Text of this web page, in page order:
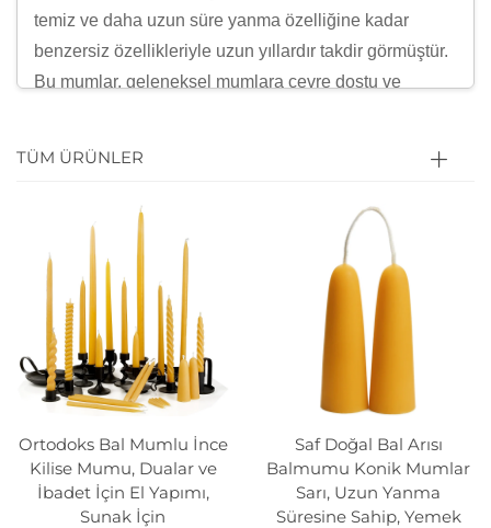
temiz ve daha uzun süre yanma özelliğine kadar
benzersiz özellikleriyle uzun yıllardır takdir görmüştür.
Bu mumlar, geleneksel mumlara çevre dostu ve
düğünler, partiler ve diğer etkinliklere zarif bir dokunuş
katmaya kadar çok çeşitli uygulamalar için idealdir.
Balgumumu, mumlarımızın temel bileşeni olan, arıların
peteklerini inşa etmek için ürettiği doğal bir maddedir.
Bu mumun tamamen doğal, toksik olmayan ve
yenilenebilir olması, mum yapımında ideal bir
malzeme haline getirir. Geleneksel parafin mumlara
kıyasla balgumumu mumlar minimum miktarda kurum
üretir ve daha yüksek sıcaklıkta yanar; bu da daha
temiz ve daha uzun süreli bir alev sağlar.
TÜM ÜRÜNLER
Ortodoks Bal Mumlu İnce
Kilise Mumu, Dualar ve
İbadet İçin El Yapımı,
Sunak İçin
Saf Doğal Bal Arısı
Balmumu Konik Mumlar
Sarı, Uzun Yanma
Süresine Sahip, Yemek